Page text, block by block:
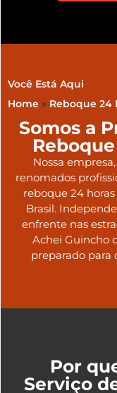
Você Está Aqui
Home » Reboque 24
Somos a
Nossa empresa,
renomados
reboque 24 horas
Brasil.
enfrente nas
Achei Guincho
preparado para
Por
Serviço